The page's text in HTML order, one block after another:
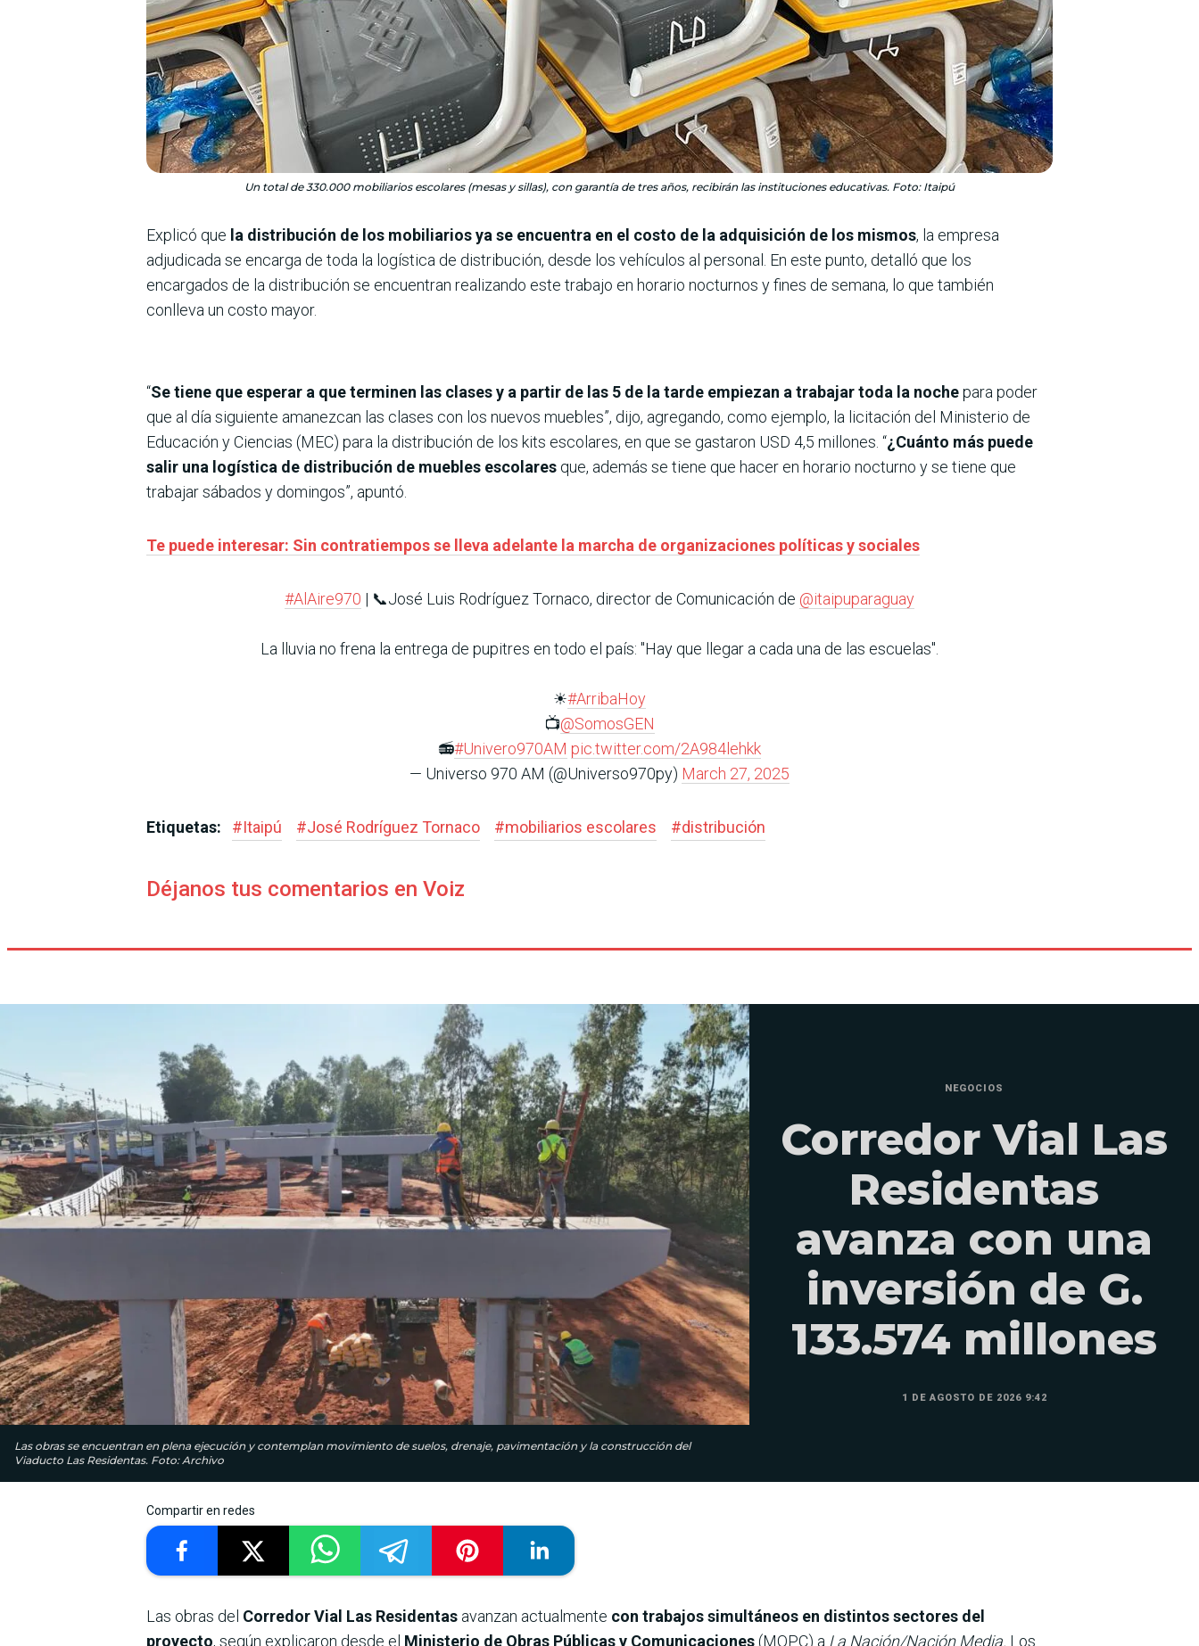
Un total de 330.000 mobiliarios escolares (mesas y sillas), con garantía de tres años, recibirán las instituciones educativas. Foto: Itaipú
Explicó que la distribución de los mobiliarios ya se encuentra en el costo de la adquisición de los mismos, la empresa
adjudicada se encarga de toda la logística de distribución, desde los vehículos al personal. En este punto, detalló que los
encargados de la distribución se encuentran realizando este trabajo en horario nocturnos y fines de semana, lo que también
conlleva un costo mayor.
“Se tiene que esperar a que terminen las clases y a partir de las 5 de la tarde empiezan a trabajar toda la nochepara poder
que al día siguiente amanezcan las clases con los nuevos muebles”, dijo, agregando, como ejemplo, la licitación del Ministerio de
Educación y Ciencias (MEC) para la distribución de los kits escolares, en que se gastaron USD 4,5 millones. “¿Cuánto más puede
salir una logística de distribución de muebles escolares que, además se tiene que hacer en horario nocturno y se tiene que
trabajar sábados y domingos”, apuntó.
Te puede interesar: Sin contratiempos se lleva adelante la marcha de organizaciones políticas y sociales
#AlAire970 | 📞José Luis Rodríguez Tornaco, director de Comunicación de @itaipuparaguay
La lluvia no frena la entrega de pupitres en todo el país: "Hay que llegar a cada una de las escuelas".
☀#ArribaHoy
📺@SomosGEN
📻#Univero970AM pic.twitter.com/2A984lehkk
— Universo 970 AM (@Universo970py) March 27, 2025
Etiquetas: #Itaipú #José Rodríguez Tornaco #mobiliarios escolares #distribución
Déjanos tus comentarios en Voiz
Las obras se encuentran en plena ejecución y contemplan movimiento de suelos, drenaje, pavimentación y la construcción del
Viaducto Las Residentas. Foto: Archivo
NEGOCIOS
Corredor Vial Las
Residentas
avanza con una
inversión de G.
133.574 millones
1 DE AGOSTO DE 2026 9:42
Compartir en redes
Las obras del Corredor Vial Las Residentas avanzan actualmente con trabajos simultáneos en distintos sectores del
proyecto, según explicaron desde el Ministerio de Obras Públicas y Comunicaciones(MOPC) a La Nación/Nación Media. Los